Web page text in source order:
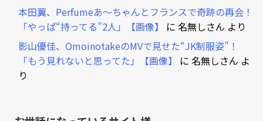
本田翼、Perfumeあ～ちゃんとフランスで奇跡の再会！
「やっぱ“持ってる”2人」【画像】
に 名無しさん より
影山優佳、OmoinotakeのMVで見せた“JK制服姿”！
「もう見れないと思ってた」【画像】
に 名無しさん よ
り